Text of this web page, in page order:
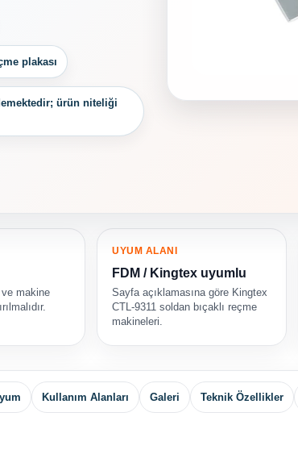
plakası
ürün niteliği
makine
UYUM ALANI
FDM / Kingtex uyumlu
Sayfa açıklamasına göre Kingtex
CTL-9311 soldan bıçaklı reçme
makineleri.
Kullanım Alanları Galeri Teknik Özellikler